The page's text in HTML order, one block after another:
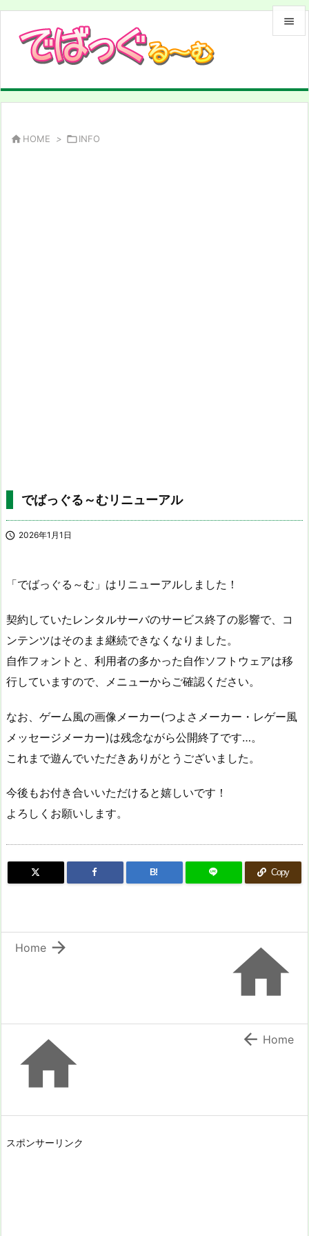


 HOME > INFO
でばっぐる～むリニューアル
 2026年1月1日
「でばっぐる～む」はリニューアルしました！
契約していたレンタルサーバのサービス終了の影響で、コ
ンテンツはそのまま継続できなくなりました。
自作フォントと、利用者の多かった自作ソフトウェアは移
行していますので、メニューからご確認ください。
なお、ゲーム風の画像メーカー(つよさメーカー・レゲー風
メッセージメーカー)は残念ながら公開終了です…。
これまで遊んでいただきありがとうございました。
今後もお付き合いいただけると嬉しいです！
よろしくお願いします。
B! Copy


Home
  Home
スポンサーリンク